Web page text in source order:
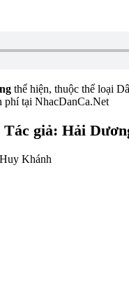
thể hiện, thuộc thể loại
phí tại NhacDanCa.Net
giả: Hải
Khánh